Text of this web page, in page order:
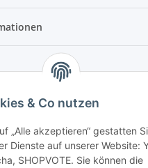
& Co nutzen
„Alle akzeptieren“ gestatten
Dienste auf unserer Website:
SHOPVOTE. Sie können die